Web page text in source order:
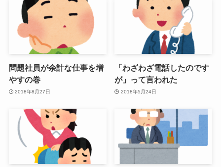
問題社員が余計な仕事を増
やすの巻
2018年8月27日
「わざわざ電話したのです
が」って言われた
2018年5月24日